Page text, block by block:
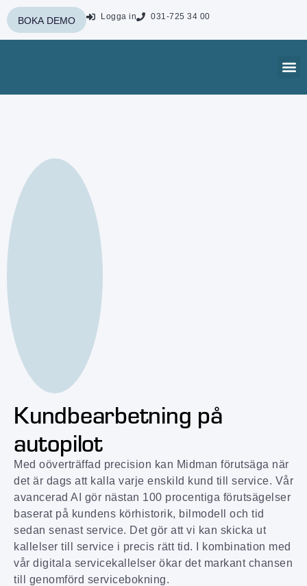
BOKA DEMO Logga in 031-725 34 00
Kundbearbetning på
autopilot
Med oöverträffad precision kan Midman förutsäga när
det är dags att kalla varje enskild kund till service. Vår
avancerad AI gör nästan 100 procentiga förutsägelser
baserat på kundens körhistorik, bilmodell och tid
sedan senast service. Det gör att vi kan skicka ut
kallelser till service i precis rätt tid. I kombination med
vår digitala servicekallelser ökar det markant chansen
till genomförd servicebokning.